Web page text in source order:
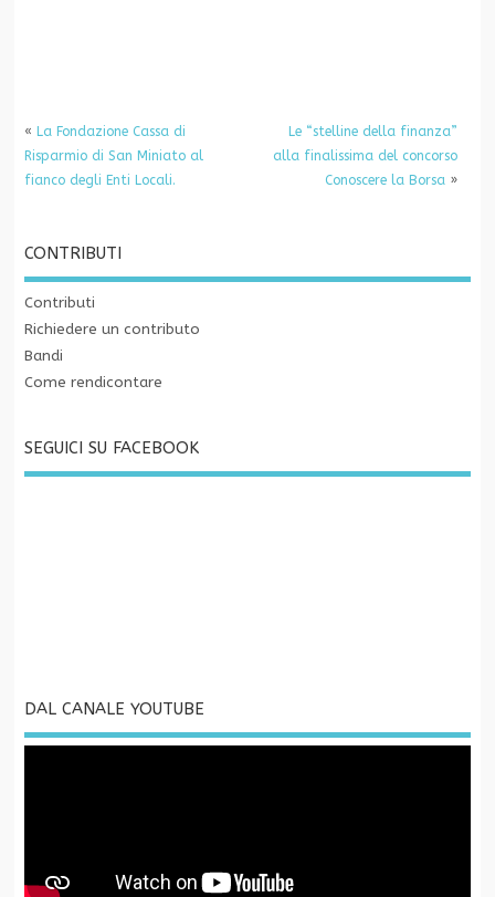
« La Fondazione Cassa di
Risparmio di San Miniato al
fianco degli Enti Locali.
Le “stelline della finanza”
alla finalissima del concorso
Conoscere la Borsa »
CONTRIBUTI
Contributi
Richiedere un contributo
Bandi
Come rendicontare
SEGUICI SU FACEBOOK
DAL CANALE YOUTUBE